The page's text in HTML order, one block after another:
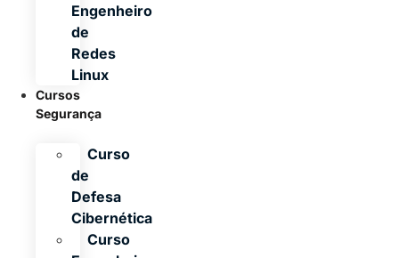
Engenheiro
de
Redes
Linux
Cursos
Segurança
Curso
de
Defesa
Cibernética
Curso